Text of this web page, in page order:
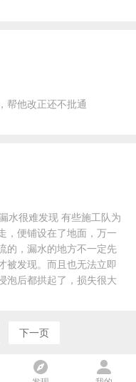
帮他改正还不批通
水很难发现 有些施工队为
，便铺设在了地面，万一
的，漏水的地方不一定先
被发现。而且也无法立即
泡后都拱起了，损失很大
下一页